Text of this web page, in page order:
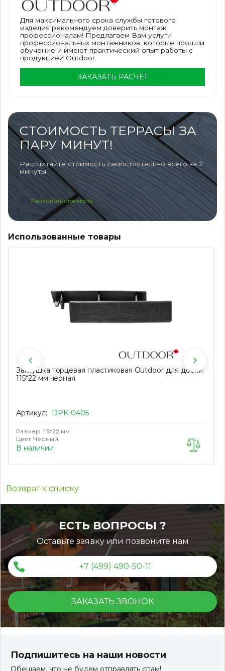
Для максимального срока службы готового
изделия рекомендуем доверить монтаж
профессионалам! Предлагаем Вам услуги
профессиональных монтажников, которые прошли
обучение и имеют практический опыт работы с
продукцией Outdoor.
ЗАКАЗАТЬ РАСЧЁТ
СТОИМОСТЬ ТЕРРАСЫ ЗА
ПАРУ МИНУТ!
Рассчитайте стоимость самостоятельно всего за 2
минуты
Рассчитать стоимость
Использованные товары
Заглушка торцевая пластиковая Outdoor для доски
115*22 мм черная
Артикул: DPK-0405
Размер 115*22 мм
Цвет Черный
В наличии
Возврат к списку
ЕСТЬ ВОПРОСЫ ?
Оставьте заявку или позвоните нам
+7 (499) 490-50-11
ЗАКАЗАТЬ ЗВОНОК
Подпишитесь на наши новости
Обещаем, что не будем отправлять спам!